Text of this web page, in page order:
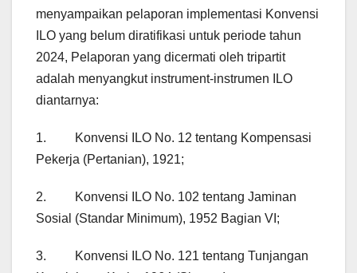
menyampaikan pelaporan implementasi Konvensi
ILO yang belum diratifikasi untuk periode tahun
2024, Pelaporan yang dicermati oleh tripartit
adalah menyangkut instrument-instrumen ILO
diantarnya:
1. Konvensi ILO No. 12 tentang Kompensasi
Pekerja (Pertanian), 1921;
2. Konvensi ILO No. 102 tentang Jaminan
Sosial (Standar Minimum), 1952 Bagian VI;
3. Konvensi ILO No. 121 tentang Tunjangan